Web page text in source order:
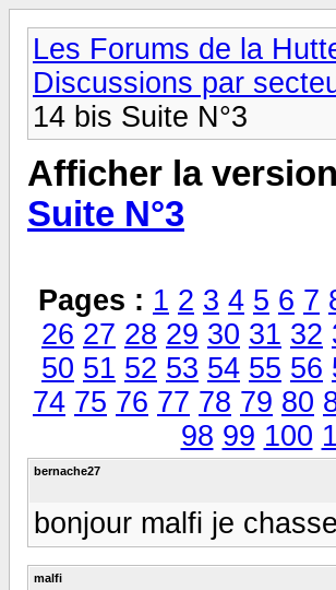
Les Forums de la
Discussions par
14 bis Suite N°3
Afficher la
Suite N°3
Pages : 1 2 3 4 5 6 7
26 27 28 29 30 31 32
50 51 52 53 54 55 56
74 75 76 77 78 79 80
98 99 100
bernache27
bonjour malfi je
malfi